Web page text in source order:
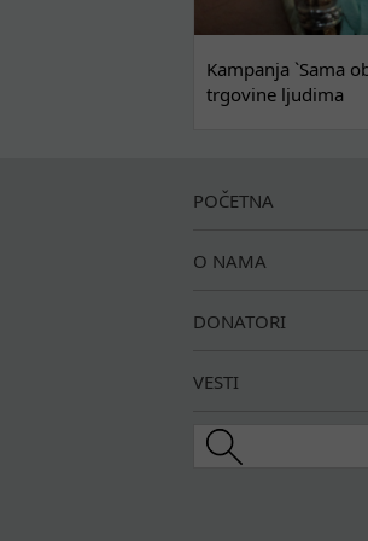
Kampanja `Sama
trgovine ljudima
POČETNA
O NAMA
DONATORI
VESTI
Search this site